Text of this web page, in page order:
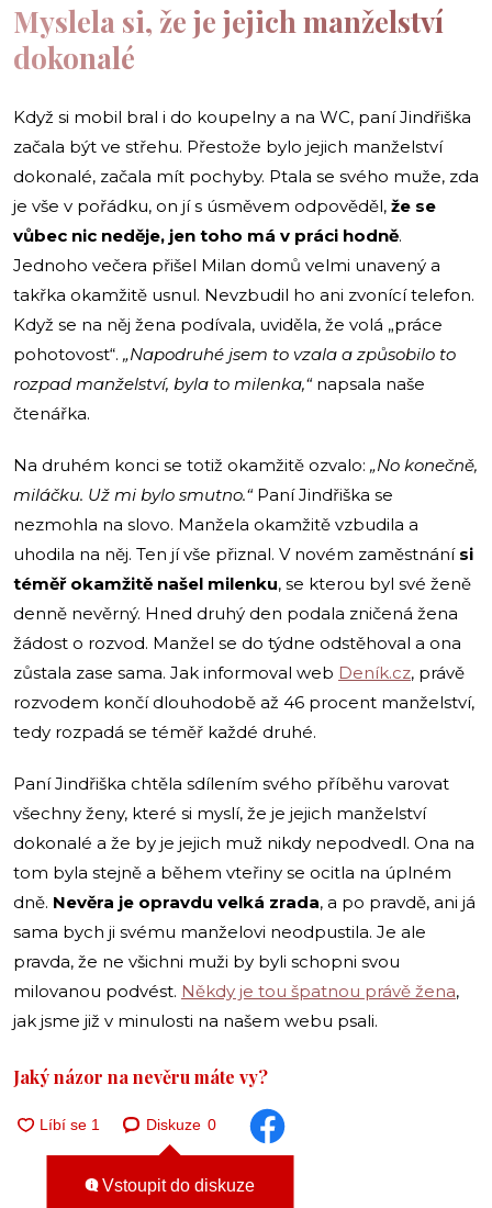
Myslela si, že je jejich manželství
dokonalé
Když si mobil bral i do koupelny a na WC, paní Jindřiška
začala být ve střehu. Přestože bylo jejich manželství
dokonalé, začala mít pochyby. Ptala se svého muže, zda
je vše v pořádku, on jí s úsměvem odpověděl, že se
vůbec nic neděje, jen toho má v práci hodně.
Jednoho večera přišel Milan domů velmi unavený a
takřka okamžitě usnul. Nevzbudil ho ani zvonící telefon.
Když se na něj žena podívala, uviděla, že volá „práce
pohotovost“. „Napodruhé jsem to vzala a způsobilo to
rozpad manželství, byla to milenka,“napsala naše
čtenářka.
Na druhém konci se totiž okamžitě ozvalo: „No konečně,
miláčku. Už mi bylo smutno.“Paní Jindřiška se
nezmohla na slovo. Manžela okamžitě vzbudila a
uhodila na něj. Ten jí vše přiznal. V novém zaměstnání si
téměř okamžitě našel milenku, se kterou byl své ženě
denně nevěrný. Hned druhý den podala zničená žena
žádost o rozvod. Manžel se do týdne odstěhoval a ona
zůstala zase sama. Jak informoval web Deník.cz, právě
rozvodem končí dlouhodobě až 46 procent manželství,
tedy rozpadá se téměř každé druhé.
Paní Jindřiška chtěla sdílením svého příběhu varovat
všechny ženy, které si myslí, že je jejich manželství
dokonalé a že by je jejich muž nikdy nepodvedl. Ona na
tom byla stejně a během vteřiny se ocitla na úplném
dně. Nevěra je opravdu velká zrada, a po pravdě, ani já
sama bych ji svému manželovi neodpustila. Je ale
pravda, že ne všichni muži by byli schopni svou
milovanou podvést. Někdy je tou špatnou právě žena,
jak jsme již v minulosti na našem webu psali.
Jaký názor na nevěru máte vy?
Diskuze 0
Vstoupit do diskuze